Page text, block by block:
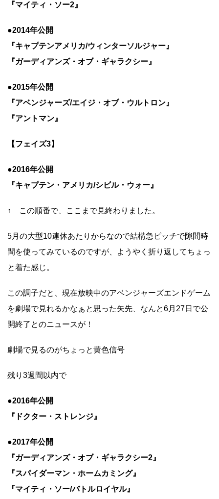
『マイティ・ソー2』
●2014年公開
『キャプテンアメリカ/ウィンターソルジャー』
『ガーディアンズ・オブ・ギャラクシー』
●2015年公開
『アベンジャーズ/エイジ・オブ・ウルトロン』
『アントマン』
【フェイズ3】
●2016年公開
『キャプテン・アメリカ/シビル・ウォー』
↑ この順番で、ここまで見終わりました。
5月の大型10連休あたりからなので結構急ピッチで隙間時
間を使ってみているのですが、ようやく折り返してちょっ
と着た感じ。
この調子だと、現在放映中のアベンジャーズエンドゲーム
を劇場で見れるかなぁと思った矢先、なんと6月27日で公
開終了とのニュースが！
劇場で見るのがちょっと黄色信号
残り3週間以内で
●2016年公開
『ドクター・ストレンジ』
●2017年公開
『ガーディアンズ・オブ・ギャラクシー2』
『スパイダーマン・ホームカミング』
『マイティ・ソー/バトルロイヤル』